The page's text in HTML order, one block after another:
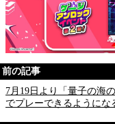
前の記事
7月19日より「量子の海
でプレーできるようにな